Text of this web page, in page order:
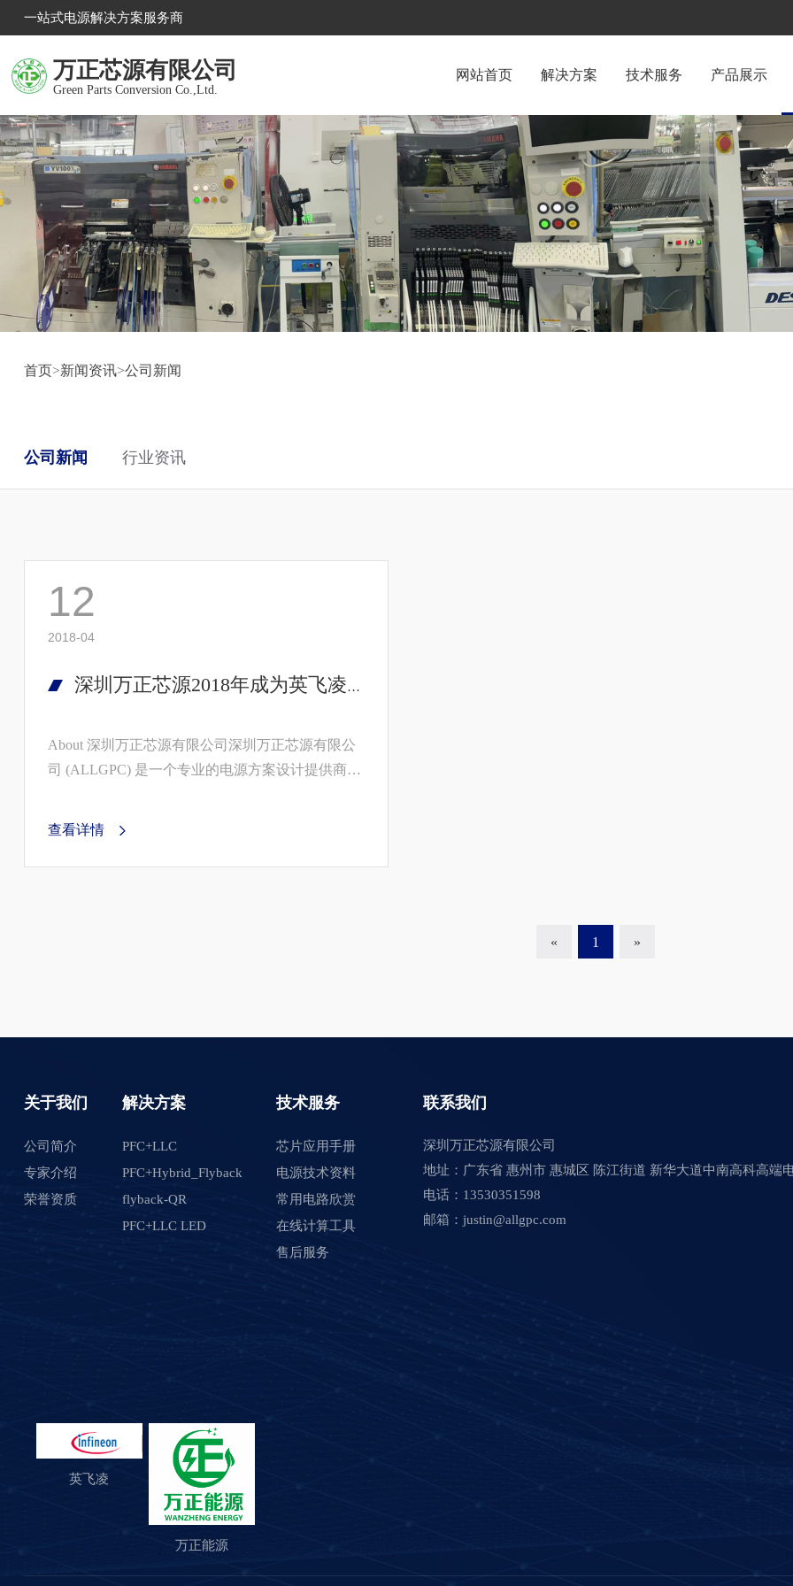
一站式电源解决方案服务商
万正芯源有限公司
Green Parts Conversion Co.,Ltd.
网站首页 解决方案 技术服务 产品展示
首页>新闻资讯>公司新闻
公司新闻 行业资讯
12
2018-04
深圳万正芯源2018年成为英飞凌技术合作伙伴
About 深圳万正芯源有限公司深圳万正芯源有限公
司 (ALLGPC) 是一个专业的电源方案设计提供商，
为客户提供最具竞争力的电源整体方案。
查看详情
« 1 »
关于我们
公司简介
专家介绍
荣誉资质
解决方案
PFC+LLC
PFC+Hybrid_Flyback
flyback-QR
PFC+LLC LED
技术服务
芯片应用手册
电源技术资料
常用电路欣赏
在线计算工具
售后服务
联系我们
深圳万正芯源有限公司
地址：广东省 惠州市 惠城区 陈江街道 新华大道中南高科高端
电话：13530351598
邮箱：justin@allgpc.com
英飞凌
万正能源